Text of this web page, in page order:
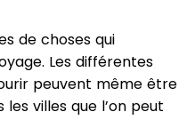
de choses qui
Les différentes
peuvent même être
les villes que l’on peut